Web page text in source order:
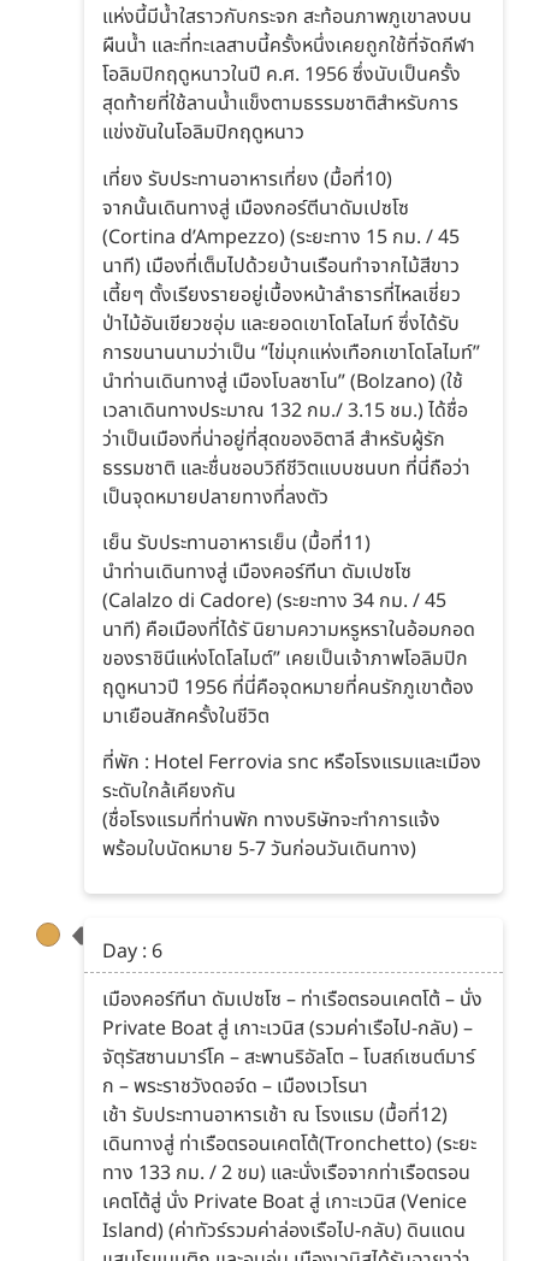
แห่งนี้มีน้ำใสราวกับกระจก สะท้อนภาพภูเขาลงบน
ผืนน้ำ และที่ทะเลสาบนี้ครั้งหนึ่งเคยถูกใช้ที่จัดกีฬา
โอลิมปิกฤดูหนาวในปี ค.ศ. 1956 ซึ่งนับเป็นครั้ง
สุดท้ายที่ใช้ลานน้ำแข็งตามธรรมชาติสำหรับการ
แข่งขันในโอลิมปิกฤดูหนาว
เที่ยง รับประทานอาหารเที่ยง (มื้อที่10)
จากนั้นเดินทางสู่ เมืองกอร์ตีนาดัมเปซโซ
(Cortina d’Ampezzo) (ระยะทาง 15 กม. / 45
นาที) เมืองที่เต็มไปด้วยบ้านเรือนทำจากไม้สีขาว
เตี้ยๆ ตั้งเรียงรายอยู่เบื้องหน้าลำธารที่ไหลเชี่ยว
ป่าไม้อันเขียวชอุ่ม และยอดเขาโดโลไมท์ ซึ่งได้รับ
การขนานนามว่าเป็น “ไข่มุกแห่งเทือกเขาโดโลไมท์”
นำท่านเดินทางสู่ เมืองโบลซาโน” (Bolzano) (ใช้
เวลาเดินทางประมาณ 132 กม./ 3.15 ชม.) ได้ชื่อ
ว่าเป็นเมืองที่น่าอยู่ที่สุดของอิตาลี สำหรับผู้รัก
ธรรมชาติ และชื่นชอบวิถีชีวิตแบบชนบท ที่นี่ถือว่า
เป็นจุดหมายปลายทางที่ลงตัว
เย็น รับประทานอาหารเย็น (มื้อที่11)
นำท่านเดินทางสู่ เมืองคอร์ทีนา ดัมเปซโซ
(Calalzo di Cadore) (ระยะทาง 34 กม. / 45
นาที) คือเมืองที่ได้รั นิยามความหรูหราในอ้อมกอด
ของราชินีแห่งโดโลไมต์” เคยเป็นเจ้าภาพโอลิมปิก
ฤดูหนาวปี 1956 ที่นี่คือจุดหมายที่คนรักภูเขาต้อง
มาเยือนสักครั้งในชีวิต
ที่พัก : Hotel Ferrovia snc หรือโรงแรมและเมือง
ระดับใกล้เคียงกัน
(ชื่อโรงแรมที่ท่านพัก ทางบริษัทจะทำการแจ้ง
พร้อมใบนัดหมาย 5-7 วันก่อนวันเดินทาง)
Day : 6
เมืองคอร์ทีนา ดัมเปซโซ – ท่าเรือตรอนเคตโต้ – นั่ง
Private Boat สู่ เกาะเวนิส (รวมค่าเรือไป-กลับ) –
จัตุรัสซานมาร์โค – สะพานริอัลโต – โบสถ์เซนต์มาร์
ก – พระราชวังดอจ์ด – เมืองเวโรนา
เช้า รับประทานอาหารเช้า ณ โรงแรม (มื้อที่12)
เดินทางสู่ ท่าเรือตรอนเคตโต้(Tronchetto) (ระยะ
ทาง 133 กม. / 2 ชม) และนั่งเรือจากท่าเรือตรอน
เคตโต้สู่ นั่ง Private Boat สู่ เกาะเวนิส (Venice
Island) (ค่าทัวร์รวมค่าล่องเรือไป-กลับ) ดินแดน